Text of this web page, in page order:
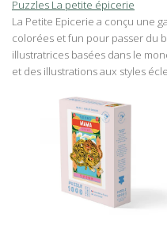
Puzzles La petite épicerie
La Petite Epicerie a conçu une
colorées et fun pour passer du
illustratrices basées dans le
et des illustrations aux styles